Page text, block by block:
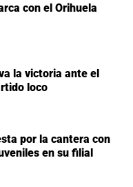
con el Orihuela
la victoria ante el
loco
por la cantera con
en su filial